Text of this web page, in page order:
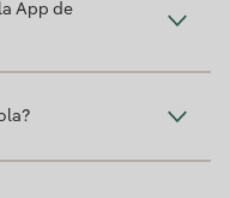
App de